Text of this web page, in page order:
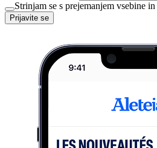
Strinjam se s prejemanjem vsebine in
Prijavite se